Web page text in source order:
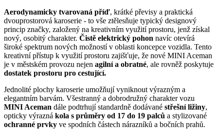
Aerodynamicky tvarovaná příď, krátké převisy a praktická
dvouprostorová karoserie - to vše ztělesňuje typický designový
princip značky, založený na kreativním využití prostoru, jenž získal
nový, osobitý charakter. Čistě elektrický pohon navíc otevírá
široké spektrum nových možností v oblasti koncepce vozidla. Tento
kreativní přístup k využití prostoru zajišťuje, že nové MINI Aceman
je v městském provozu nejen agilní a obratné, ale rovněž poskytuje
dostatek prostoru pro cestující.
Jednolité plochy karoserie umožňují vyniknout výrazným a
elegantním barvám. Všestranný a dobrodružný charakter vozu
MINI Aceman dále podtrhují standardně dodávané střešní ližiny,
opticky výrazná kola s průměry od 17 do 19 palců a stylizované
ochranné prvky ve spodních částech nárazníků a bočních prahů.